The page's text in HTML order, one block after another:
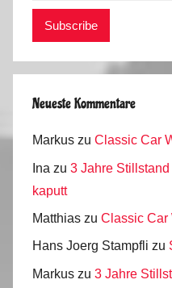
Neueste Kommentare
Markus zu Classic Car
Ina zu 3 Jahre
kaputt
Matthias zu Classic Car
Hans Joerg Stampfli zu
Markus zu 3 Jahre